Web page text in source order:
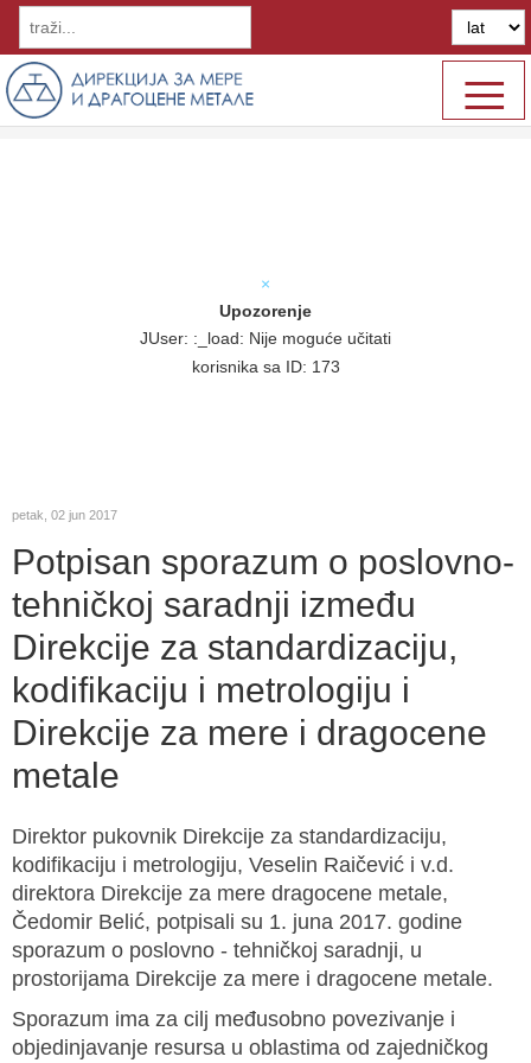
≡
×
Upozorenje
JUser: :_load: Nije moguće učitati
korisnika sa ID: 173
petak, 02 jun 2017
Potpisan sporazum o poslovno-
tehničkoj saradnji između
Direkcije za standardizaciju,
kodifikaciju i metrologiju i
Direkcije za mere i dragocene
metale
Direktor pukovnik Direkcije za standardizaciju,
kodifikaciju i metrologiju, Veselin Raičević i v.d.
direktora Direkcije za mere dragocene metale,
Čedomir Belić, potpisali su 1. juna 2017. godine
sporazum o poslovno - tehničkoj saradnji, u
prostorijama Direkcije za mere i dragocene metale.
Sporazum ima za cilj međusobno povezivanje i
objedinjavanje resursa u oblastima od zajedničkog